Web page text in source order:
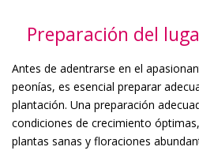
Preparación del
Antes de adentrarse en el
peonías, es esencial preparar
plantación. Una preparación
condiciones de crecimiento
plantas sanas y floraciones